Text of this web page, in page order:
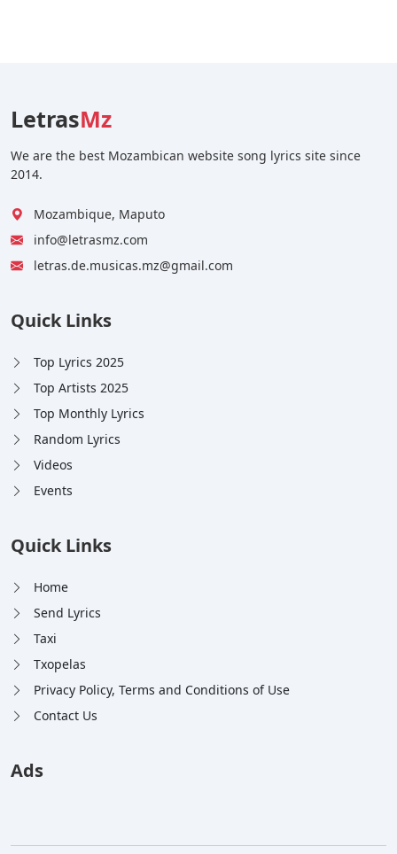
LetrasMz
We are the best Mozambican website song lyrics site since
2014.
Mozambique, Maputo
info@letrasmz.com
letras.de.musicas.mz@gmail.com
Quick Links
Top Lyrics 2025
Top Artists 2025
Top Monthly Lyrics
Random Lyrics
Videos
Events
Quick Links
Home
Send Lyrics
Taxi
Txopelas
Privacy Policy, Terms and Conditions of Use
Contact Us
Ads